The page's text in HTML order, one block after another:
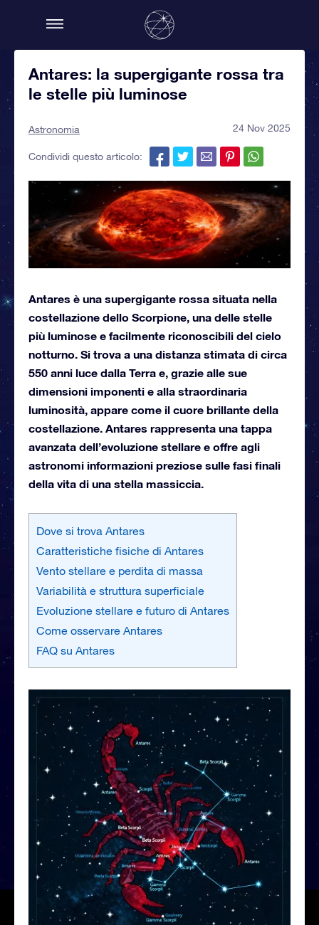
Antares: la supergigante rossa tra
le stelle più luminose
Astronomia 24 Nov 2025
Condividi questo articolo:
Antares è una supergigante rossa situata nella
costellazione dello Scorpione, una delle stelle
più luminose e facilmente riconoscibili del cielo
notturno. Si trova a una distanza stimata di circa
550 anni luce dalla Terra e, grazie alle sue
dimensioni imponenti e alla straordinaria
luminosità, appare come il cuore brillante della
costellazione. Antares rappresenta una tappa
avanzata dell’evoluzione stellare e offre agli
astronomi informazioni preziose sulle fasi finali
della vita di una stella massiccia.
Dove si trova Antares
Caratteristiche fisiche di Antares
Vento stellare e perdita di massa
Variabilità e struttura superficiale
Evoluzione stellare e futuro di Antares
Come osservare Antares
FAQ su Antares